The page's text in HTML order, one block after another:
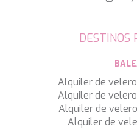
DESTINOS
Alquiler de
Alquiler de
Alquiler de
Alquiler de